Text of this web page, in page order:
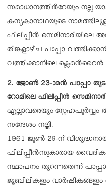
സമാധാനത്തിന്‍റേയും നല്ല
കന്യകാനാഥയുടെ
ഫിലിപ്പീൻ സെമിനാരിയിലെ
തിങ്കളാഴ്ച പാപ്പാ
വത്തിക്കാനിലെ ക്ലെമന്‍റൈൻ
2. ജോൺ 23-ാമൻ പാപ്പാ
റോമിലെ ഫിലിപ്പീൻ സെമിനാരി
എല്ലാവരെയും സ്നേഹപൂർവ്വം
സന്ദേശം നല്കി.
1961 ജൂൺ 29-ന്
ഫിലിപ്പീൻസുകാരായ
സ്ഥാപനം തുറന്നതെന്ന്
ജൂബിലികളും